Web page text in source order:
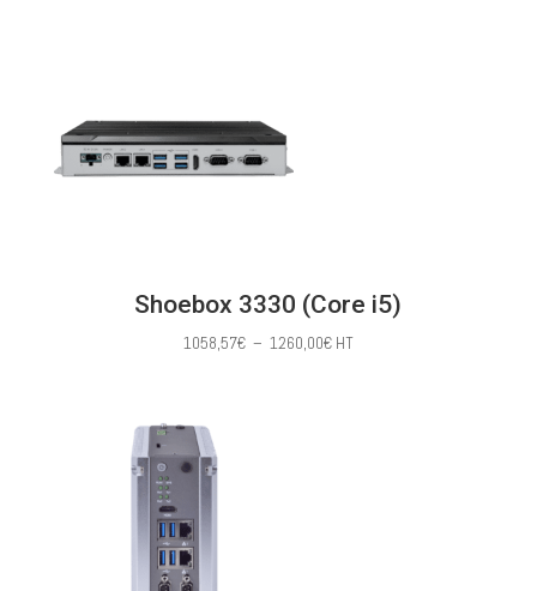
Shoebox 3330 (Core i5)
1058,57€ – 1260,00€Plage
HT